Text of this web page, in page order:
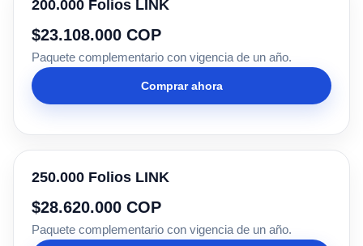
200.000 Folios LINK
$23.108.000 COP
Paquete complementario con vigencia de un año.
Comprar ahora
250.000 Folios LINK
$28.620.000 COP
Paquete complementario con vigencia de un año.